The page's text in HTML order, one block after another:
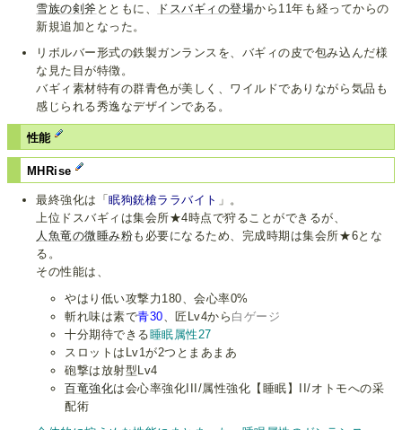
雪族の剣斧 とともに、 ドスバギィの登場から11年も経ってからの
新規追加となった。
リボルバー形式の鉄製ガンランスを、バギィの皮で包み込んだ様
な見た目が特徴。
バギィ素材特有の群青色が美しく、ワイルドでありながら気品も
感じられる秀逸なデザインである。
性能
MHRise
最終強化は「眠狗銃槍ララバイト 」。
上位ドスバギィは集会所★4時点で狩ることができるが、
人魚竜の微睡み粉も必要になるため、完成時期は集会所★6とな
る。
その性能は、
やはり低い攻撃力180、会心率0%
斬れ味は素で青30 、匠Lv4から 白ゲージ
十分期待できる睡眠属性27
スロットはLv1が2つとまあまあ
砲撃は放射型Lv4
百竜強化は会心率強化III/属性強化【睡眠】II/オトモへの采
配術